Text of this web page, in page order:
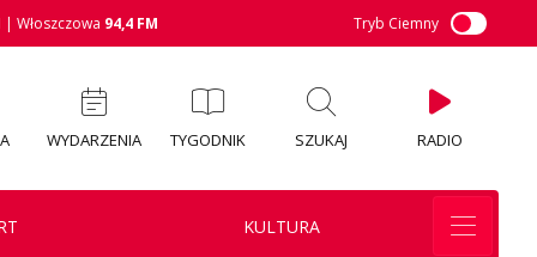
| Włoszczowa 94,4 FM Tryb Ciemny
WYDARZENIA TYGODNIK SZUKAJ RADIO
KULTURA